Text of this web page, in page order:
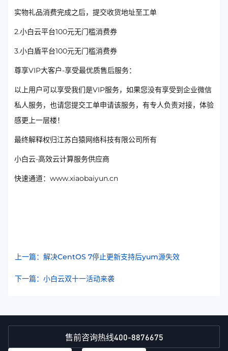
实物礼品消费完成之后，提交收货地址至工单
2.小白云平台100元无门槛消费券
3.小白盾平台100元无门槛消费券
尊享VIP大客户-享受最优质售后服务：
以上用户可以享受我们是VIP服务，如果您没有享受到企业微信
私人服务，也请您提交工单申请该服务，有专人负责对接，体验
感更上一层楼！
最终解释权归江苏白猿网络科技有限公司所有
小白云-高效云计算服务供应商
快速通道：www.xiaobaiyun.cn
上一篇：解决CentOS 7停止更新支持后yum源失效
下一篇：小白云双十一活动来袭
售前咨询热线400-8876675